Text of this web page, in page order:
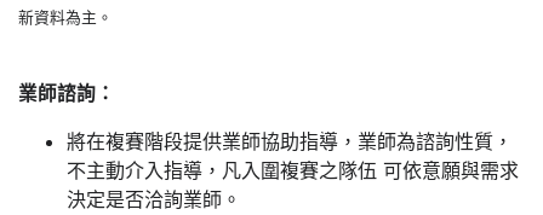
新資料為主。
業師諮詢：
將在複賽階段提供業師協助指導，業師為諮詢性質，
不主動介入指導，凡入圍複賽之隊伍 可依意願與需求
決定是否洽詢業師。